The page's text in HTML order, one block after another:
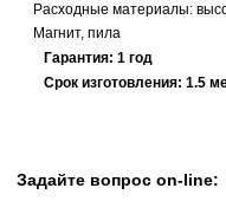
Расходные материалы:
Магнит, пила
Гарантия: 1 год
Срок изготовления: 1.5
Задайте вопрос on-line: